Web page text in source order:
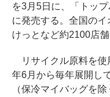
を3月5日に、「トッ
に発売する。全国の
けっとなど約2100店舗
リサイクル原料を使
年6月から毎年展開し
（保冷マイバッグを